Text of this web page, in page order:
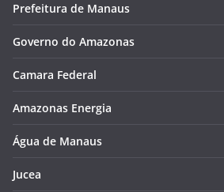
Prefeitura de Manaus
Governo do Amazonas
Camara Federal
Amazonas Energia
Água de Manaus
Jucea